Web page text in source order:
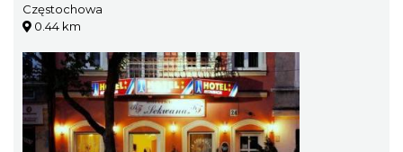
Częstochowa
0.44 km